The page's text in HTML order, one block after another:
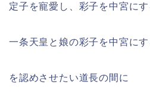
定子を寵愛し、彩子を中宮に
一条天皇と娘の彩子を中宮にす
を認めさせたい道長の間に